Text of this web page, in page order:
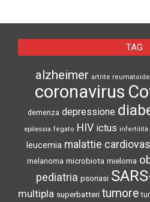
TAG
alzheimer artrite reumatoide
coronavirus
demenza depressione
epilessia fegato HIV ictus infertilità
leucemia malattie
melanoma microbiota mieloma
pediatria psoriasi
multipla superbatteri tumore